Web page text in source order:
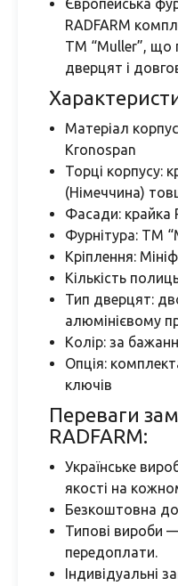
Європейська
RADFARM
ТМ “Muller”, що
дверцят і
Матеріал
Kronospan
Торці корпусу:
(Німеччина)
Фасади:
Фурнітура: ТМ
Кріплення:
Кількість
Тип дверцят:
алюмінієвому
Колір: за
Опція:
ключів
Переваги
RADFARM:
Українське
якості на
Безкоштовна
Типові вироби
передоплати.
Індивідуальні